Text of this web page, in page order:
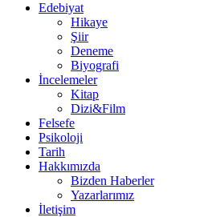
Edebiyat
Hikaye
Şiir
Deneme
Biyografi
İncelemeler
Kitap
Dizi&Film
Felsefe
Psikoloji
Tarih
Hakkımızda
Bizden Haberler
Yazarlarımız
İletişim